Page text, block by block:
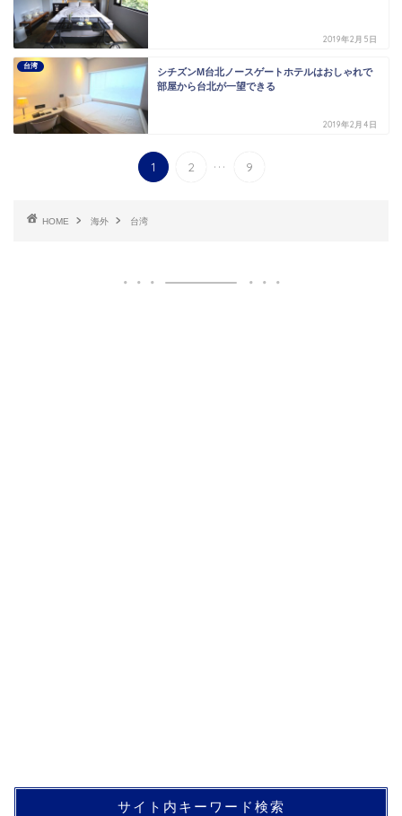
2019年2月5日
台湾
シチズンM台北ノースゲートホテルはおしゃれで
部屋から台北が一望できる
2019年2月4日
1 2 ... 9
HOME 海外 台湾
サイト内キーワード検索